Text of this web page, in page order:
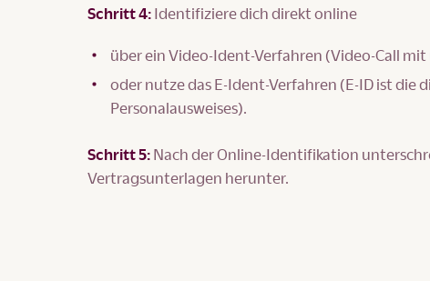
Schritt 4: Identifiziere dich direkt online
über ein Video-Ident-Verfahren (Video-Call
oder nutze das E-Ident-Verfahren (E-ID ist
Personalausweises).
Schritt 5: Nach der Online-Identifikation
Vertragsunterlagen herunter.